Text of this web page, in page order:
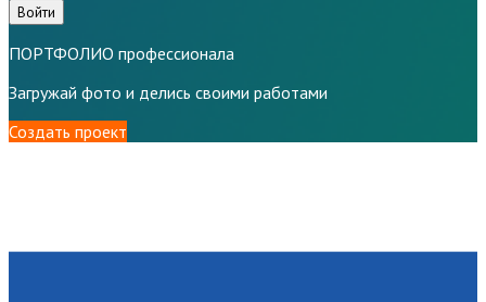
Войти
ПОРТФОЛИО профессионала
Загружай фото и делись своими работами
Создать проект